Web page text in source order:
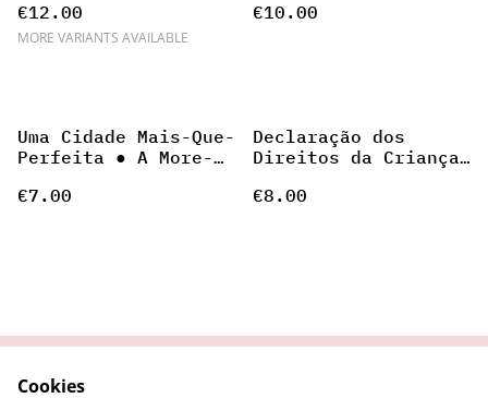
€12.00
MORE VARIANTS AVAILABLE
€10.00
Uma Cidade Mais-Que-
Perfeita ● A More-
€7.00
Declaração dos
Direitos da Criança
Rights of the Child
€8.00
Cookies